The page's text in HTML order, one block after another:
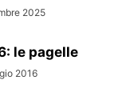
2025
le pagelle
2016